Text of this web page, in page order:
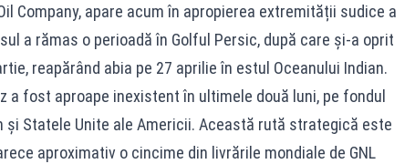
Company, apare acum în apropierea extremității sudice a
a rămas o perioadă în Golful Persic, după care și-a oprit
reapărând abia pe 27 aprilie în estul Oceanului Indian.
a fost aproape inexistent în ultimele două luni, pe fondul
și Statele Unite ale Americii. Această rută strategică este
aproximativ o cincime din livrările mondiale de GNL